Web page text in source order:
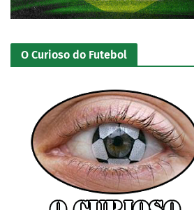
O Curioso do Futebol